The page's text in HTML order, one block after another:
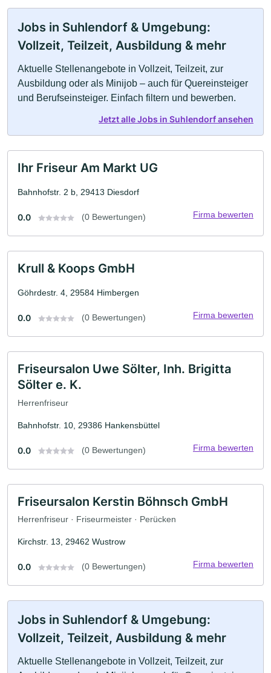
Jobs in Suhlendorf & Umgebung:
Vollzeit, Teilzeit, Ausbildung & mehr
Aktuelle Stellenangebote in Vollzeit, Teilzeit, zur
Ausbildung oder als Minijob – auch für Quereinsteiger
und Berufseinsteiger. Einfach filtern und bewerben.
Jetzt alle Jobs in Suhlendorf ansehen
Ihr Friseur Am Markt UG
Bahnhofstr. 2 b, 29413 Diesdorf
0.0 (0 Bewertungen) Firma bewerten
Krull & Koops GmbH
Göhrdestr. 4, 29584 Himbergen
0.0 (0 Bewertungen) Firma bewerten
Friseursalon Uwe Sölter, Inh. Brigitta
Sölter e. K.
Herrenfriseur
Bahnhofstr. 10, 29386 Hankensbüttel
0.0 (0 Bewertungen) Firma bewerten
Friseursalon Kerstin Böhnsch GmbH
Herrenfriseur · Friseurmeister · Perücken
Kirchstr. 13, 29462 Wustrow
0.0 (0 Bewertungen) Firma bewerten
Jobs in Suhlendorf & Umgebung:
Vollzeit, Teilzeit, Ausbildung & mehr
Aktuelle Stellenangebote in Vollzeit, Teilzeit, zur